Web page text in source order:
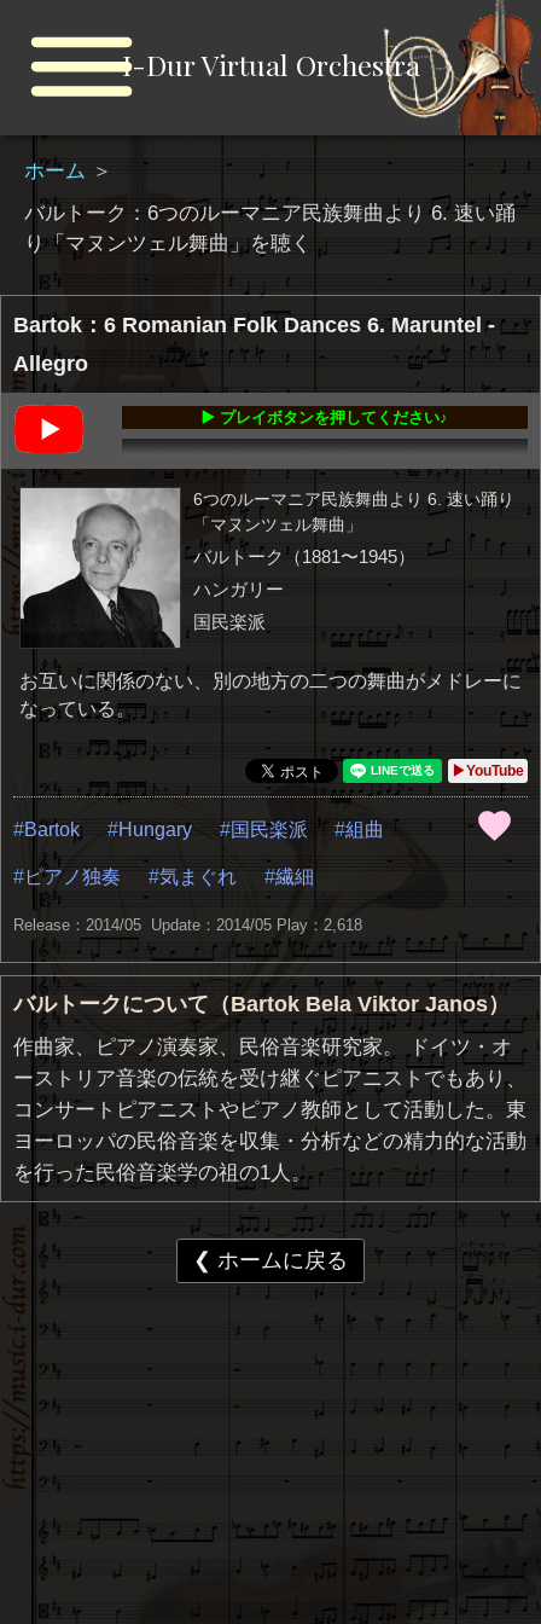
I-Dur Virtual Orchestra
ホーム ＞
バルトーク：6つのルーマニア民族舞曲より 6. 速い踊
り「マヌンツェル舞曲」を聴く
Bartok：6 Romanian Folk Dances 6. Maruntel -
Allegro
▶️ プレイボタンを押してください♪
6つのルーマニア民族舞曲より 6. 速い踊り
「マヌンツェル舞曲」
バルトーク（1881〜1945）
ハンガリー
国民楽派
お互いに関係のない、別の地方の二つの舞曲がメドレーに
なっている。
▶YouTube
Bartok Hungary 国民楽派 組曲
ピアノ独奏 気まぐれ 繊細
Release：2014/05 Update：2014/05 Play：2,618
バルトークについて（Bartok Bela Viktor Janos）
作曲家、ピアノ演奏家、民俗音楽研究家。 ドイツ・オ
ーストリア音楽の伝統を受け継ぐピアニストでもあり、
コンサートピアニストやピアノ教師として活動した。東
ヨーロッパの民俗音楽を収集・分析などの精力的な活動
を行った民俗音楽学の祖の1人。
❮ ホームに戻る